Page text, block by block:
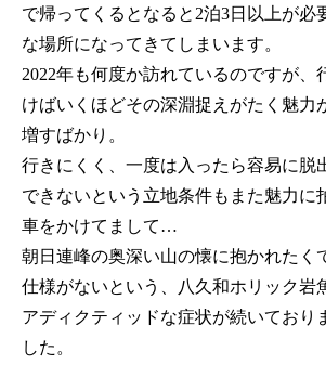
で帰ってくるとなると2泊3日以上が必
な場所になってきてしまいます。
2022年も何度か訪れているのですが、
けばいくほどその深淵捉えがたく魅力
増すばかり。
行きにくく、一度は入ったら容易に脱
できないという立地条件もまた魅力に
車をかけてまして…
朝日連峰の奥深い山の懐に抱かれたく
仕様がないという、八久和ホリック岩
アディクティッドな症状が続いており
した。